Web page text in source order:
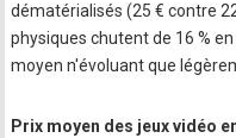
dématérialisés (25 € contre
physiques chutent de 16 %
moyen n'évoluant que
Prix moyen des jeux vidéo